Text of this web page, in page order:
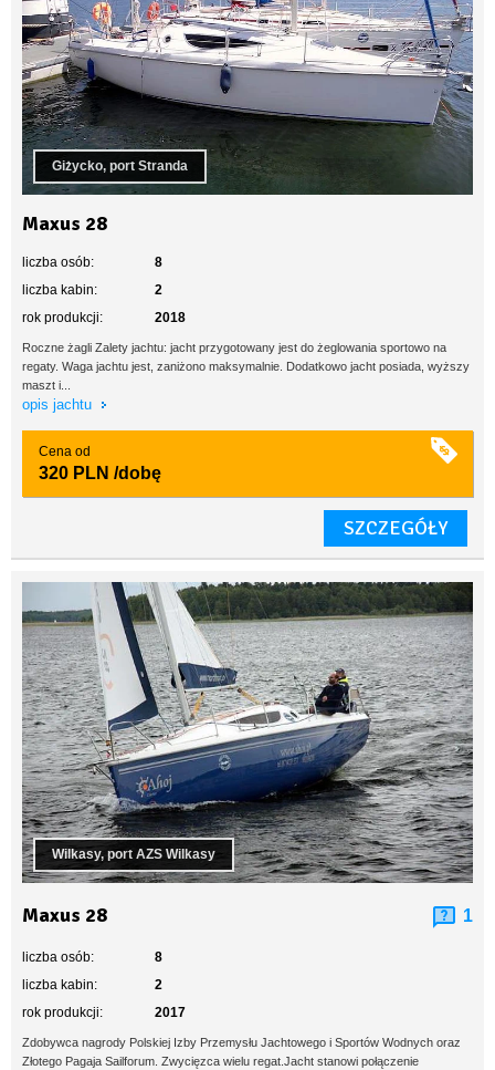
Giżycko, port Stranda
Maxus 28
liczba osób:
8
liczba kabin:
2
rok produkcji:
2018
Roczne żagli Zalety jachtu: jacht przygotowany jest do żeglowania sportowo na
regaty. Waga jachtu jest, zaniżono maksymalnie. Dodatkowo jacht posiada, wyższy
maszt i...
opis jachtu
Cena od
320 PLN /dobę
SZCZEGÓŁY
Wilkasy, port AZS Wilkasy
Maxus 28 1
liczba osób:
8
liczba kabin:
2
rok produkcji:
2017
Zdobywca nagrody Polskiej Izby Przemysłu Jachtowego i Sportów Wodnych oraz
Złotego Pagaja Sailforum. Zwycięzca wielu regat.Jacht stanowi połączenie